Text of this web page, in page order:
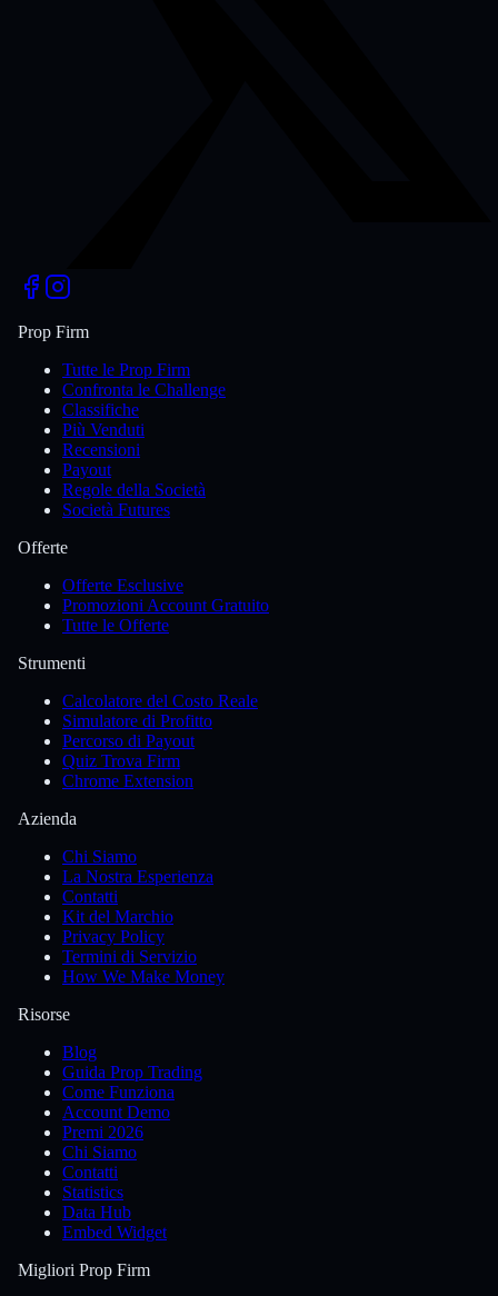
Prop Firm
Tutte le Prop Firm
Confronta le Challenge
Classifiche
Più Venduti
Recensioni
Payout
Regole della Società
Società Futures
Offerte
Offerte Esclusive
Promozioni Account Gratuito
Tutte le Offerte
Strumenti
Calcolatore del Costo Reale
Simulatore di Profitto
Percorso di Payout
Quiz Trova Firm
Chrome Extension
Azienda
Chi Siamo
La Nostra Esperienza
Contatti
Kit del Marchio
Privacy Policy
Termini di Servizio
How We Make Money
Risorse
Blog
Guida Prop Trading
Come Funziona
Account Demo
Premi 2026
Chi Siamo
Contatti
Statistics
Data Hub
Embed Widget
Migliori Prop Firm